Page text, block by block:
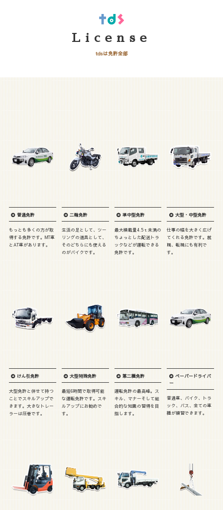
License
tdsは免許全部
普通免許
もっとも多くの方が取
得する免許です。MT車
とAT車があります。
二輪免許
生活の足として、ツー
リングの道具として、
そのどちらにも使える
のがバイクです。
準中型免許
最大積載量4.5ｔ未満の
ちょっとした配送トラ
ックなどが運転できる
免許です。
大型・中型免許
仕事の幅を大きく広げ
てくれる免許です。就
職、転職にも有利で
す。
けん引免許
大型免許と併せて持つ
ことでスキルアップで
きます。大きなトレー
ラーは圧巻です。
大型特殊免許
最短6時間で取得可能
な運転免許です。スキ
ルアップにお勧めで
す。
第二種免許
運転免許の最高峰。ス
キル、マナーそして総
合的な知識の習得を目
指します。
ペーパードライバ
ー
普通車、バイク、トラ
ック、バス、全ての車
種が練習できます。